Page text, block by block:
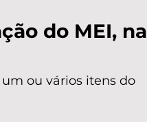
do MEI, na
ou vários itens do